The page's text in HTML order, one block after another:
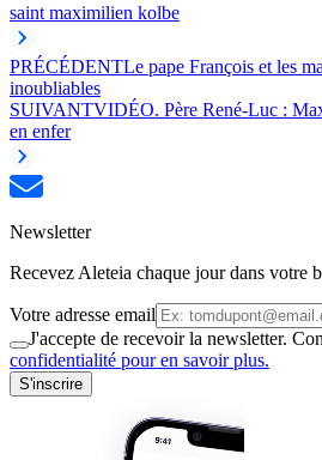
saint maximilien kolbe
PRÉCÉDENTLe pape François et les
inoubliables
SUIVANTVIDÉO. Père René-Luc :
en enfer
Newsletter
Recevez Aleteia chaque jour dans votre
Votre adresse email
J'accepte de recevoir la newsletter.
confidentialité pour en savoir plus.
S'inscrire